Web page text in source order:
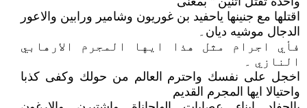
اقتلها مع جنينها ياحفيد بن غوريون وشامير ورابين والاعور
الدجال موشيه ديان۔
فأي اجرام مثل هذا ايها المجرم الارهابي
النازي ۔
اخجل على نفسك واحترم العالم من حولك وكفى كذبا
واحتيالا ايها المجرم القديم